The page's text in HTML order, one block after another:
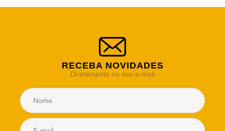
RECEBA NOVIDADES
Diretamente no seu e-mail